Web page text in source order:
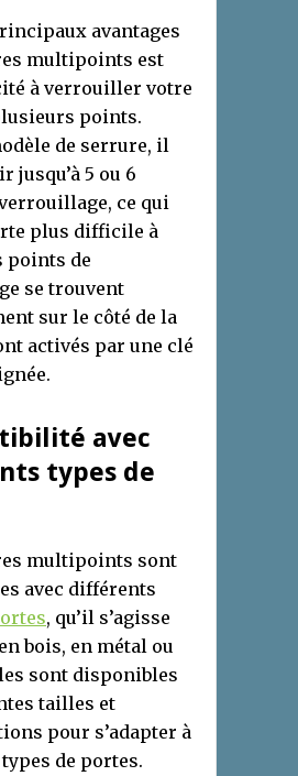
avantages
multipoints est
à verrouiller votre
points.
de serrure, il
jusqu’à 5 ou 6
ce qui
plus difficile à
points de
se trouvent
sur le côté de la
activés par une clé
avec
types de
multipoints sont
avec différents
, qu’il s’agisse
bois, en métal ou
sont disponibles
tailles et
pour s’adapter à
de portes.